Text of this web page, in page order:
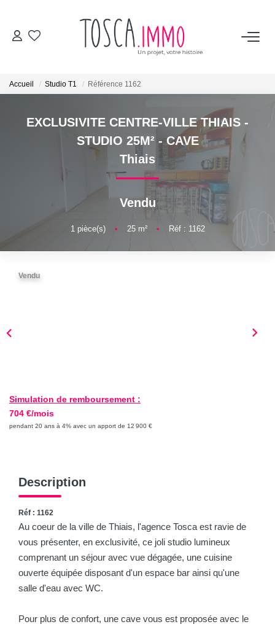
BIENS VENDUS
TOSCA
Les avis clients
Accueil Studio T1 Référence 1162
EXCLUSIVITE CENTRE-VILLE THIAIS -
STUDIO 25M² - CAVE
Thiais
Vendu
1 pièce(s) • 25m² • Réf : 1162
Vendu
Simulation de remboursement :
704 €/mois
pendant 20 ans à 4% avec un apport de 12 900 €
Description
Réf : 1162
Au coeur de la ville de Thiais, l'agence Tosca est ravie de
vous présenter, en exclusivité, ce joli studio lumineux
comprenant un séjour avec vue dégagée, une cuisine
ouverte équipée disposant d'un espace bar ainsi qu'une
salle d'eau avec WC.
Pour plus de confort, une cave vous est proposée avec le